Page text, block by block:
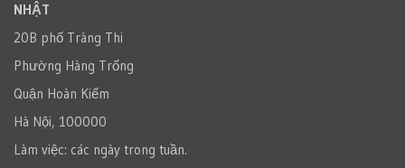
NHẬT
20B phố Tràng Thi
Phường Hàng Trống
Quận Hoàn Kiếm
Hà Nội, 100000
Làm việc: các ngày trong tuần.